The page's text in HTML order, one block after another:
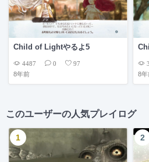
Child of Lightやるよ5
4487 0 97
8年前 8年
このユーザーの人気プレイログ